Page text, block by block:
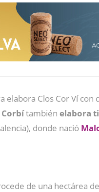
elabora Clos Cor Ví
Corbítambién elabora
donde nació
de una hectárea de